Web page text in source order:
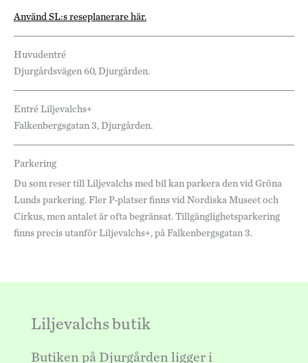
Använd SL:s reseplanerare här.
Huvudentré
Djurgårdsvägen 60, Djurgården.
Entré Liljevalchs+
Falkenbergsgatan 3, Djurgården.
Parkering
Du som reser till Liljevalchs med bil kan parkera den vid Gröna
Lunds parkering. Fler P-platser finns vid Nordiska Museet och
Cirkus, men antalet är ofta begränsat. Tillgänglighetsparkering
finns precis utanför Liljevalchs+, på Falkenbergsgatan 3.
Liljevalchs butik
Butiken på Djurgården ligger i